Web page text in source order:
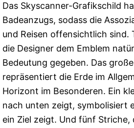
Das Skyscanner-Grafikschild
Badeanzugs, sodass die
und Reisen offensichtlich sind.
die Designer dem Emblem
Bedeutung gegeben. Das
repräsentiert die Erde im
Horizont im Besonderen. Ein
nach unten zeigt, symbolisiert
ein Ziel zeigt. Und fünf Striche,